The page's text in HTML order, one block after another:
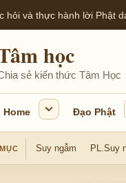
hỏi và thực hành lời Phật
học
sẻ kiến thức Tâm Học
Home Đạo Phật
Suy ngẫm PL.Suy